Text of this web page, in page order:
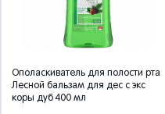
Ополаскиватель для полости рта
Лесной бальзам для дес с экс
коры дуб 400 мл